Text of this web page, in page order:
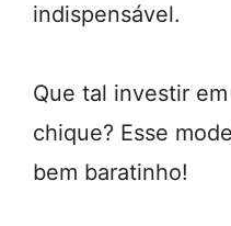
indispensável.
Que tal investir
chique? Esse
bem baratinho!